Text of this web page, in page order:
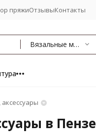
пряжиОтзывыКонтакты
Вязальные машины, аксессуары
в Пензе